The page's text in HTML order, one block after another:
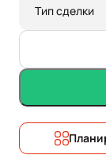
Тип сделки